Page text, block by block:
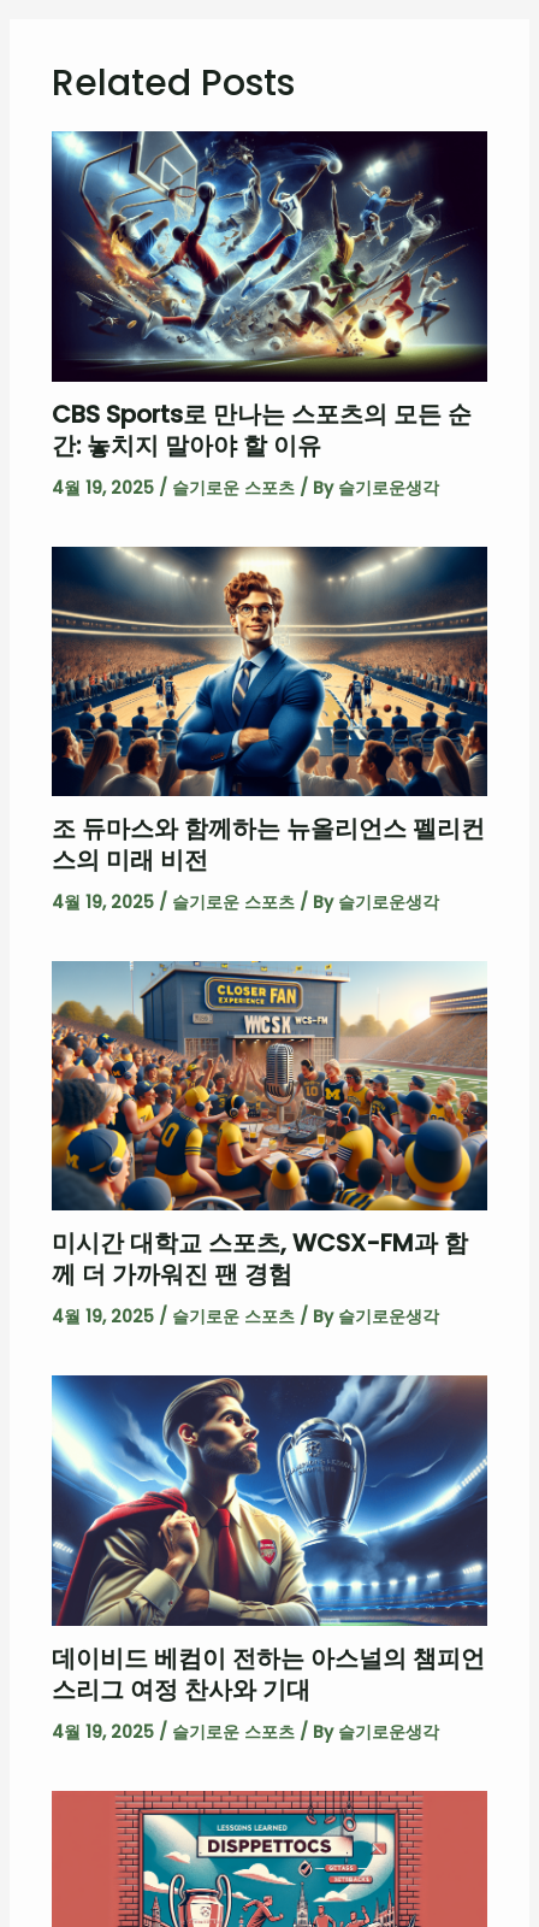
Related Posts
CBS Sports로 만나는 스포츠의 모든 순
간: 놓치지 말아야 할 이유
4월 19, 2025 / 슬기로운 스포츠/ By 슬기로운생각
조 듀마스와 함께하는 뉴올리언스 펠리컨
스의 미래 비전
4월 19, 2025 / 슬기로운 스포츠/ By 슬기로운생각
미시간 대학교 스포츠, WCSX-FM과 함
께 더 가까워진 팬 경험
4월 19, 2025 / 슬기로운 스포츠/ By 슬기로운생각
데이비드 베컴이 전하는 아스널의 챔피언
스리그 여정 찬사와 기대
4월 19, 2025 / 슬기로운 스포츠/ By 슬기로운생각